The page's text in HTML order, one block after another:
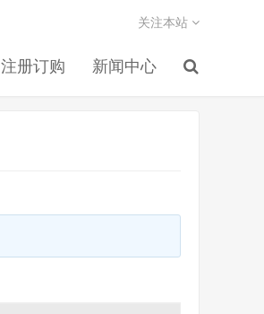
注册订购 新闻中心
关注本站